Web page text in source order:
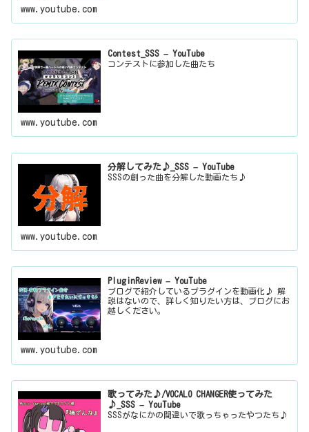
www.youtube.com
Contest_SSS – YouTube
コンテストに参加した曲たち
www.youtube.com
分解してみた♪_SSS – YouTube
SSSの創った曲を分解した動画たち♪
www.youtube.com
PluginReview – YouTube
ブログで紹介しているプラグインを動画化♪ 解
説はないので、詳しく知りたい方は、ブログにお
越しください。
www.youtube.com
歌ってみた♪/VOCALO CHANGER使ってみた
♪_SSS – YouTube
SSSがなにかの間違いで歌っちゃったやつたち♪